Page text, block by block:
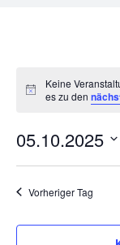
Hinweis
Keine
es zu den
05.10.2025
wählen.
Vorheriger Tag